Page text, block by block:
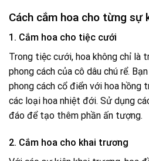
Cách cắm hoa cho từng sự
1. Cắm hoa cho tiệc cưới
Trong tiệc cưới, hoa không chỉ là
phong cách của cô dâu chú rể.
phong cách cổ điển với hoa hồng
các loại hoa nhiệt đới. Sử dụng
đáo để tạo thêm phần ấn tượng.
2. Cắm hoa cho khai trương